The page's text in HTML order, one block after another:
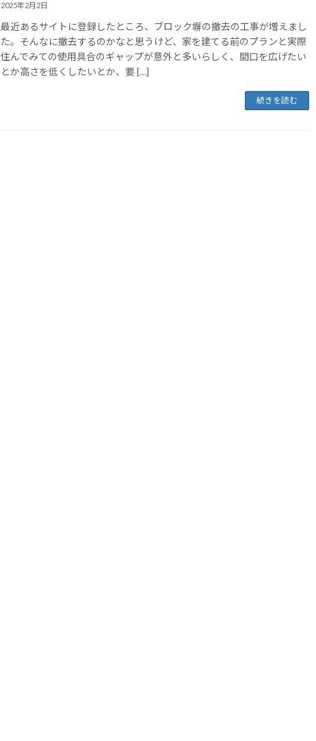
2025年2月2日
最近あるサイトに登録したところ、ブロック塀の撤去の工事が増えまし
た。そんなに撤去するのかなと思うけど、家を建てる前のプランと実際
住んでみての使用具合のギャップが意外と多いらしく、間口を広げたい
とか高さを低くしたいとか、要 […]
続きを読む